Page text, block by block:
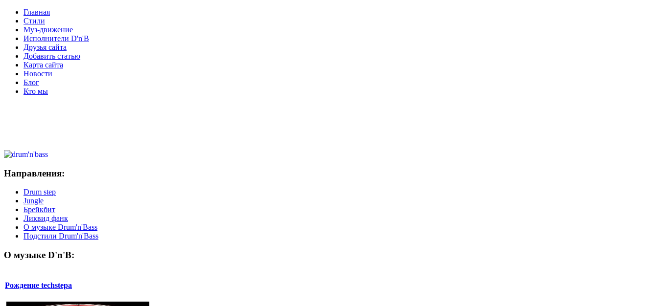
Главная
Стили
Муз-движение
Исполнители D'n'B
Друзья сайта
Добавить статью
Карта сайта
Новости
Блог
Кто мы
Направления:
Drum step
Jungle
Брейкбит
Ликвид фанк
О музыке Drum'n'Bass
Подстили Drum'n'Bass
О музыке D'n'B:
Рождение techstepа